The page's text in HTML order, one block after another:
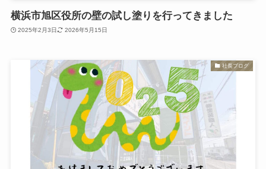
横浜市旭区役所の壁の試し塗りを行ってきました
2025年2月3日 2026年5月15日
社長ブログ